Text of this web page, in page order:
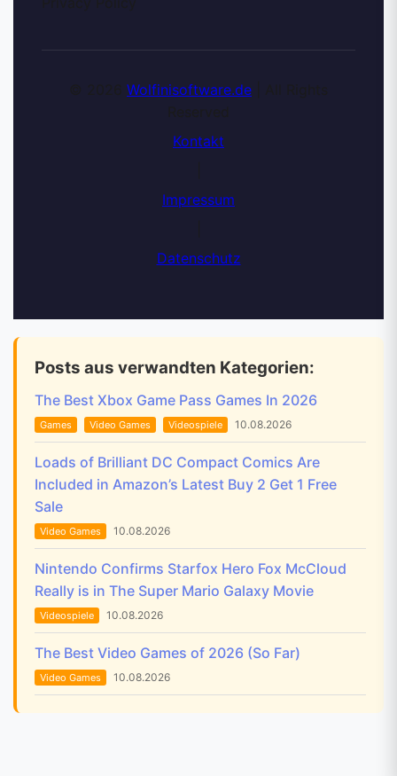
Wolfinisoftware.de
Kontakt
Impressum
Datenschutz
Posts aus verwandten Kategorien:
The Best Xbox Game Pass Games In 2026
Games Video Games Videospiele 10.08.2026
Loads of Brilliant DC Compact Comics Are
Included in Amazon’s Latest Buy 2 Get 1 Free
Sale
Video Games 10.08.2026
Nintendo Confirms Starfox Hero Fox McCloud
Really is in The Super Mario Galaxy Movie
Videospiele 10.08.2026
The Best Video Games of 2026 (So Far)
Video Games 10.08.2026